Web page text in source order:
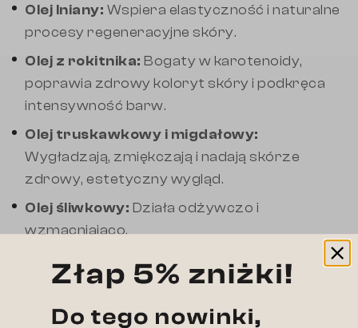
Olej lniany: Wspiera elastyczność i naturalne
procesy regeneracyjne skóry.
Olej z rokitnika: Bogaty w karotenoidy,
poprawia zdrowy koloryt skóry i podkręca
intensywność barw.
Olej truskawkowy i migdałowy:
Wygładzają, zmiękczają i nadają skórze
zdrowy, estetyczny wygląd.
Olej śliwkowy: Działa odżywczo i
wzmacniająco.
Uwaga:Produkt jest w 100% rzemieślniczy i
powstaje z naturalnych składników. Z tego
względu zapach, kolor oraz konsystencja mogą